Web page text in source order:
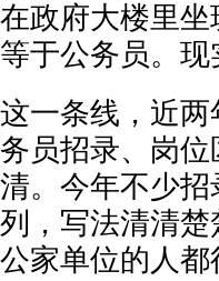
在政府大楼里
等于公务员。现
这一条线，近
务员招录、岗
清。今年不少
列，写法清清
公家单位的人都